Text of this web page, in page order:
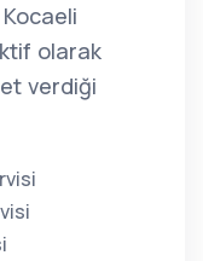
olarak
verdiği